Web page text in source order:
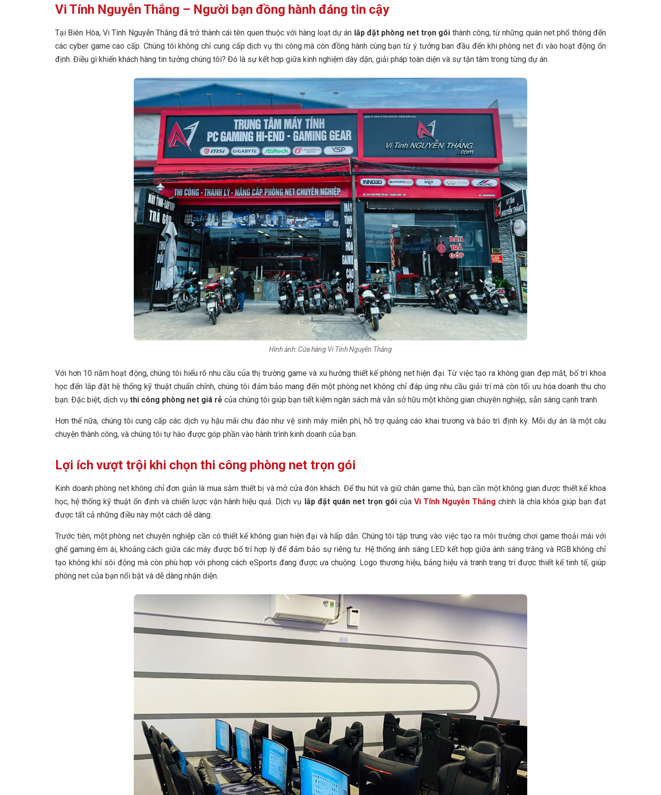
Vi Tính Nguyễn Thắng – Người bạn đồng hành đáng tin cậy
Tại Biên Hòa, Vi Tính Nguyễn Thắng đã trở thành cái tên quen thuộc với hàng loạt dự án lắp đặt phòng net trọn gói thành công, từ những quán net phổ thông đến
các cyber game cao cấp. Chúng tôi không chỉ cung cấp dịch vụ thi công mà còn đồng hành cùng bạn từ ý tưởng ban đầu đến khi phòng net đi vào hoạt động ổn
định. Điều gì khiến khách hàng tin tưởng chúng tôi? Đó là sự kết hợp giữa kinh nghiệm dày dặn, giải pháp toàn diện và sự tận tâm trong từng dự án.
Hình ảnh: Cửa hàng Vi Tính Nguyễn Thắng
Với hơn 10 năm hoạt động, chúng tôi hiểu rõ nhu cầu của thị trường game và xu hướng thiết kế phòng net hiện đại. Từ việc tạo ra không gian đẹp mắt, bố trí khoa
học đến lắp đặt hệ thống kỹ thuật chuẩn chỉnh, chúng tôi đảm bảo mang đến một phòng net không chỉ đáp ứng nhu cầu giải trí mà còn tối ưu hóa doanh thu cho
bạn. Đặc biệt, dịch vụ thi công phòng net giá rẻ của chúng tôi giúp bạn tiết kiệm ngân sách mà vẫn sở hữu một không gian chuyên nghiệp, sẵn sàng cạnh tranh.
Hơn thế nữa, chúng tôi cung cấp các dịch vụ hậu mãi chu đáo như vệ sinh máy miễn phí, hỗ trợ quảng cáo khai trương và bảo trì định kỳ. Mỗi dự án là một câu
chuyện thành công, và chúng tôi tự hào được góp phần vào hành trình kinh doanh của bạn.
Lợi ích vượt trội khi chọn thi công phòng net trọn gói
Kinh doanh phòng net không chỉ đơn giản là mua sắm thiết bị và mở cửa đón khách. Để thu hút và giữ chân game thủ, bạn cần một không gian được thiết kế khoa
học, hệ thống kỹ thuật ổn định và chiến lược vận hành hiệu quả. Dịch vụ lắp đặt quán net trọn góicủa Vi Tính Nguyễn Thắng chính là chìa khóa giúp bạn đạt
được tất cả những điều này một cách dễ dàng.
Trước tiên, một phòng net chuyên nghiệp cần có thiết kế không gian hiện đại và hấp dẫn. Chúng tôi tập trung vào việc tạo ra môi trường chơi game thoải mái với
ghế gaming êm ái, khoảng cách giữa các máy được bố trí hợp lý để đảm bảo sự riêng tư. Hệ thống ánh sáng LED kết hợp giữa ánh sáng trắng và RGB không chỉ
tạo không khí sôi động mà còn phù hợp với phong cách eSports đang được ưa chuộng. Logo thương hiệu, bảng hiệu và tranh trang trí được thiết kế tinh tế, giúp
phòng net của bạn nổi bật và dễ dàng nhận diện.